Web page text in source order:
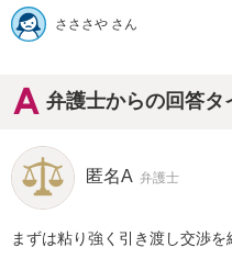
さささや さん
弁護士からの回答タ
匿名A 弁護士
まずは粘り強く引き渡し交渉を